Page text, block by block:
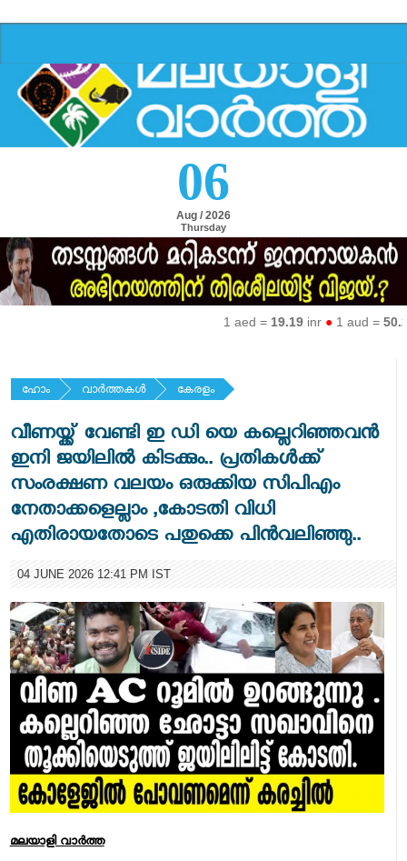
06
Aug / 2026
Thursday
1 aed =19.19inr ●1 aud =50.27
ഹോം വാര്‍ത്തകള്‍ കേരളം
വീണയ്ക്ക് വേണ്ടി ഇ ഡി യെ കല്ലെറിഞ്ഞവൻ
ഇനി ജയിലിൽ കിടക്കും.. പ്രതികൾക്ക്
സംരക്ഷണ വലയം ഒരുക്കിയ സിപിഎം
നേതാക്കളെല്ലാം ,കോടതി വിധി
എതിരായതോടെ പതുക്കെ പിൻവലിഞ്ഞു..
04 JUNE 2026 12:41 PM IST
മലയാളി വാര്‍ത്ത